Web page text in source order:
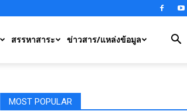
สรรหาสาระ ข่าวสาร/แหล่งข้อมูล
MOST POPULAR